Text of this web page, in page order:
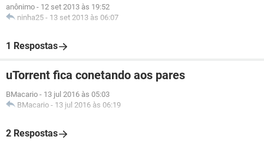
anônimo - 12 set 2013 às 19:52
ninha25 - 13 set 2013 às 06:07
1 Respostas
uTorrent fica conetando aos pares
BMacario - 13 jul 2016 às 05:03
BMacario - 13 jul 2016 às 06:19
2 Respostas